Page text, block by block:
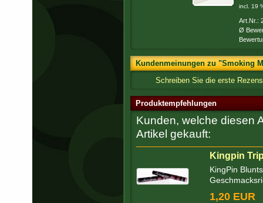
incl. 19
Art.Nr.:
Ø
Kundenmeinungen zu "Smoking
Schreiben Sie die erste
Produktempfehlungen
Kunden, welche diesen
Artikel gekauft:
Kingpin
KingPin
1,20 EUR